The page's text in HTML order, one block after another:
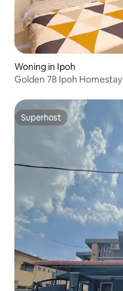
Woning in Ipoh
Golden 78 Ipoh Homestay
Superhost
Superhost